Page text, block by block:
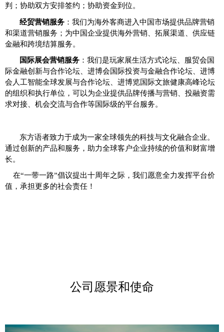
判；协助双方安排签约；协助资金到位。
经贸营销服务 ：我们为海外客商进入中国市场提供品牌营销
和渠道营销服务；为中国企业提供海外营销、拓展渠道、供应链
金融和跨境结算服务。
国际展会营销服务 ：我们是玩家展生活方式论坛、服贸会国
际金融创新与合作论坛、进博会国际投资与金融合作论坛、进博
会人工智能全球发展与合作论坛、进博览国际文旅健康高峰论坛
的组织和执行单位，可以为企业提供品牌传播与营销、投融资需
求对接、机会交流与合作等国际级的平台服务。
东方语者致力于成为一家全球领先的科技与文化融合企业。
通过创新的产品和服务，助力全球客户企业持续的价值和财富增
长。
在“一带一路”倡议提出十周年之际，我们愿意全力发挥平台价
值，承担更多的社会责任！
公司愿景和使命